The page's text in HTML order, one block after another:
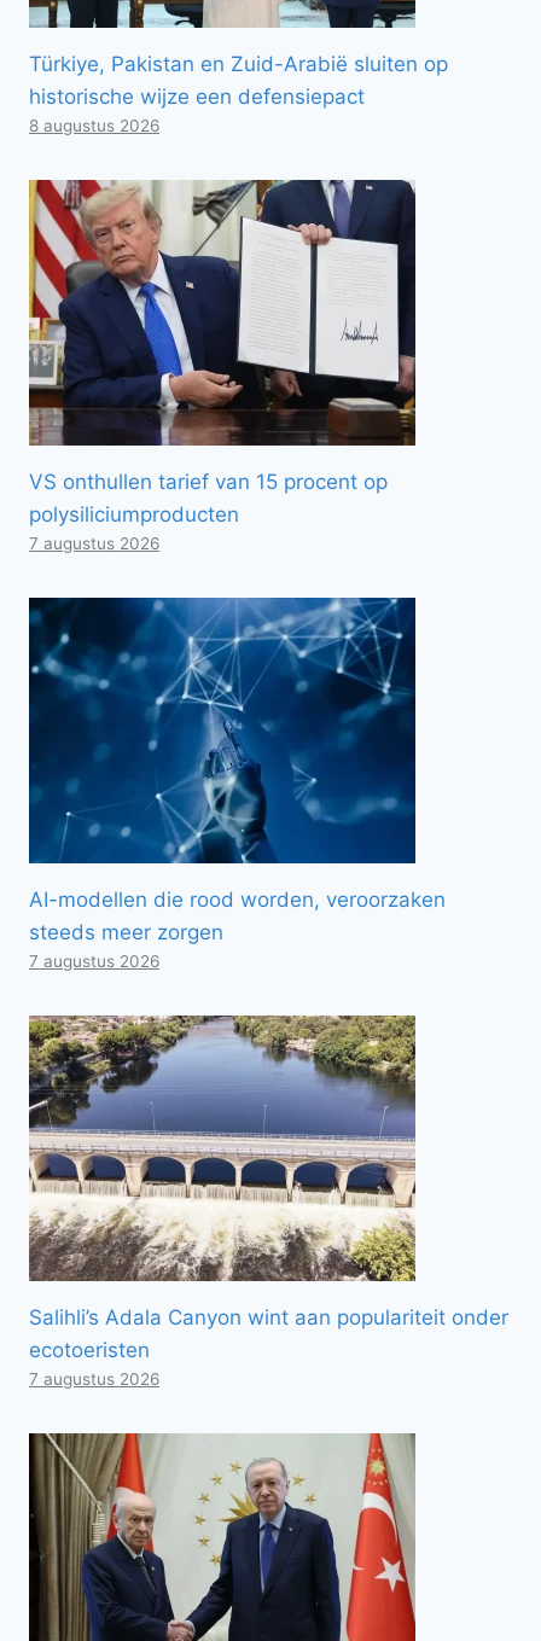
Türkiye, Pakistan en Zuid-Arabië sluiten op
historische wijze een defensiepact
8 augustus 2026
VS onthullen tarief van 15 procent op
polysiliciumproducten
7 augustus 2026
AI-modellen die rood worden, veroorzaken
steeds meer zorgen
7 augustus 2026
Salihli’s Adala Canyon wint aan populariteit onder
ecotoeristen
7 augustus 2026